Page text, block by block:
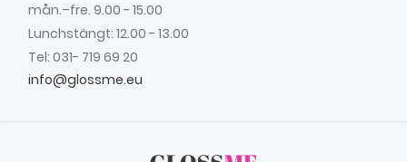
mån.–fre. 9.00 - 15.00
Lunchstängt: 12.00 - 13.00
Tel: 031- 719 69 20
info@glossme.eu